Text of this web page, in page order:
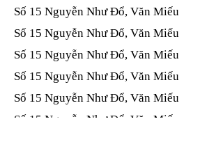
Số 15 Nguyễn Như Đổ, Văn Miếu​​​​
Số 15 Nguyễn Như Đổ, Văn Miếu​​​​
Số 15 Nguyễn Như Đổ, Văn Miếu​​​​
Số 15 Nguyễn Như Đổ, Văn Miếu​​​​
Số 15 Nguyễn Như Đổ, Văn Miếu​​​​
Số 15 Nguyễn Như Đổ, Văn Miếu​​​​